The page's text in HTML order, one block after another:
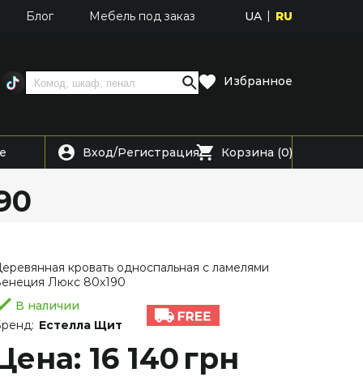
Блог Мебель под заказ UA RU
Избранное
Вход/Регистрация Корзина (0)
кровать односпальная с ламелями
Люкс 80х190
В наличии
Естелла Щит
16 140 грн